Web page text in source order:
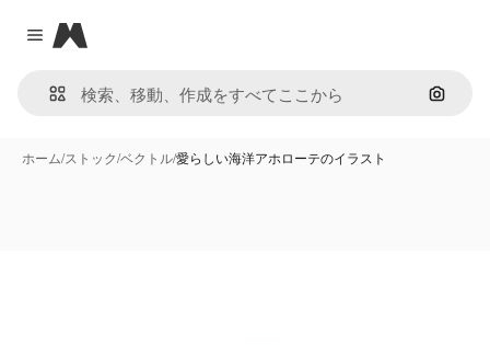
Close menu
Magnific
画像で
ホーム/ストック/ベクトル/愛らしい海洋アホローテのイラスト